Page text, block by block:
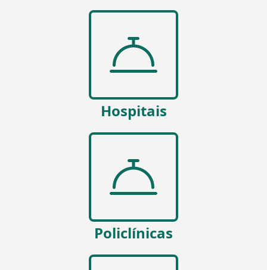
Hospitais
Policlínicas